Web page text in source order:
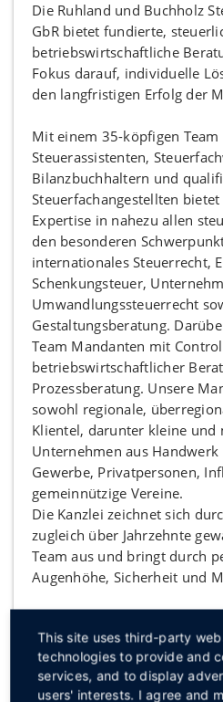
Die Ruhland und Buchholz
GbR bietet fundierte,
betriebswirtschaftliche
Fokus darauf, individuelle
den langfristigen Erfolg der
Mit einem 35-köpfigen Team
Steuerassistenten,
Bilanzbuchhaltern und
Steuerfachangestellten
Expertise in nahezu allen
den besonderen
internationales Steuerrecht,
Schenkungsteuer,
Umwandlungssteuerrecht
Gestaltungsberatung.
Team Mandanten mit
betriebswirtschaftlicher
Prozessberatung. Unsere
sowohl regionale,
Klientel, darunter kleine und
Unternehmen aus
Gewerbe, Privatpersonen,
gemeinnützige Vereine.
Die Kanzlei zeichnet sich
zugleich über Jahrzehnte
Team aus und bringt durch
Augenhöhe, Sicherheit und
konsequente Ausrichtung
Mandanten machen die
verlässlichen Partner für
This site uses third-party
technologies to provide and
services, and to display
users' interests. I agree and